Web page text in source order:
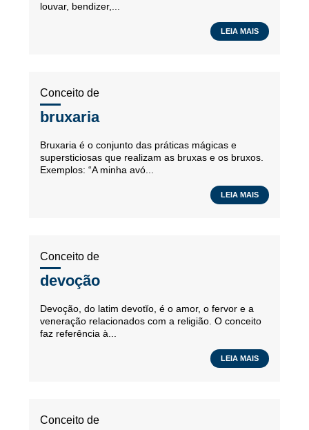
louvar, bendizer,...
LEIA MAIS
Conceito de
bruxaria
Bruxaria é o conjunto das práticas mágicas e
supersticiosas que realizam as bruxas e os bruxos.
Exemplos: “A minha avó...
LEIA MAIS
Conceito de
devoção
Devoção, do latim devotĭo, é o amor, o fervor e a
veneração relacionados com a religião. O conceito
faz referência à...
LEIA MAIS
Conceito de